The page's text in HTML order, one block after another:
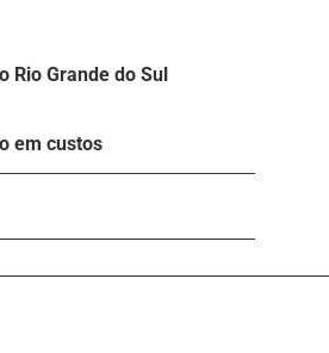
Rio Grande do Sul
em custos